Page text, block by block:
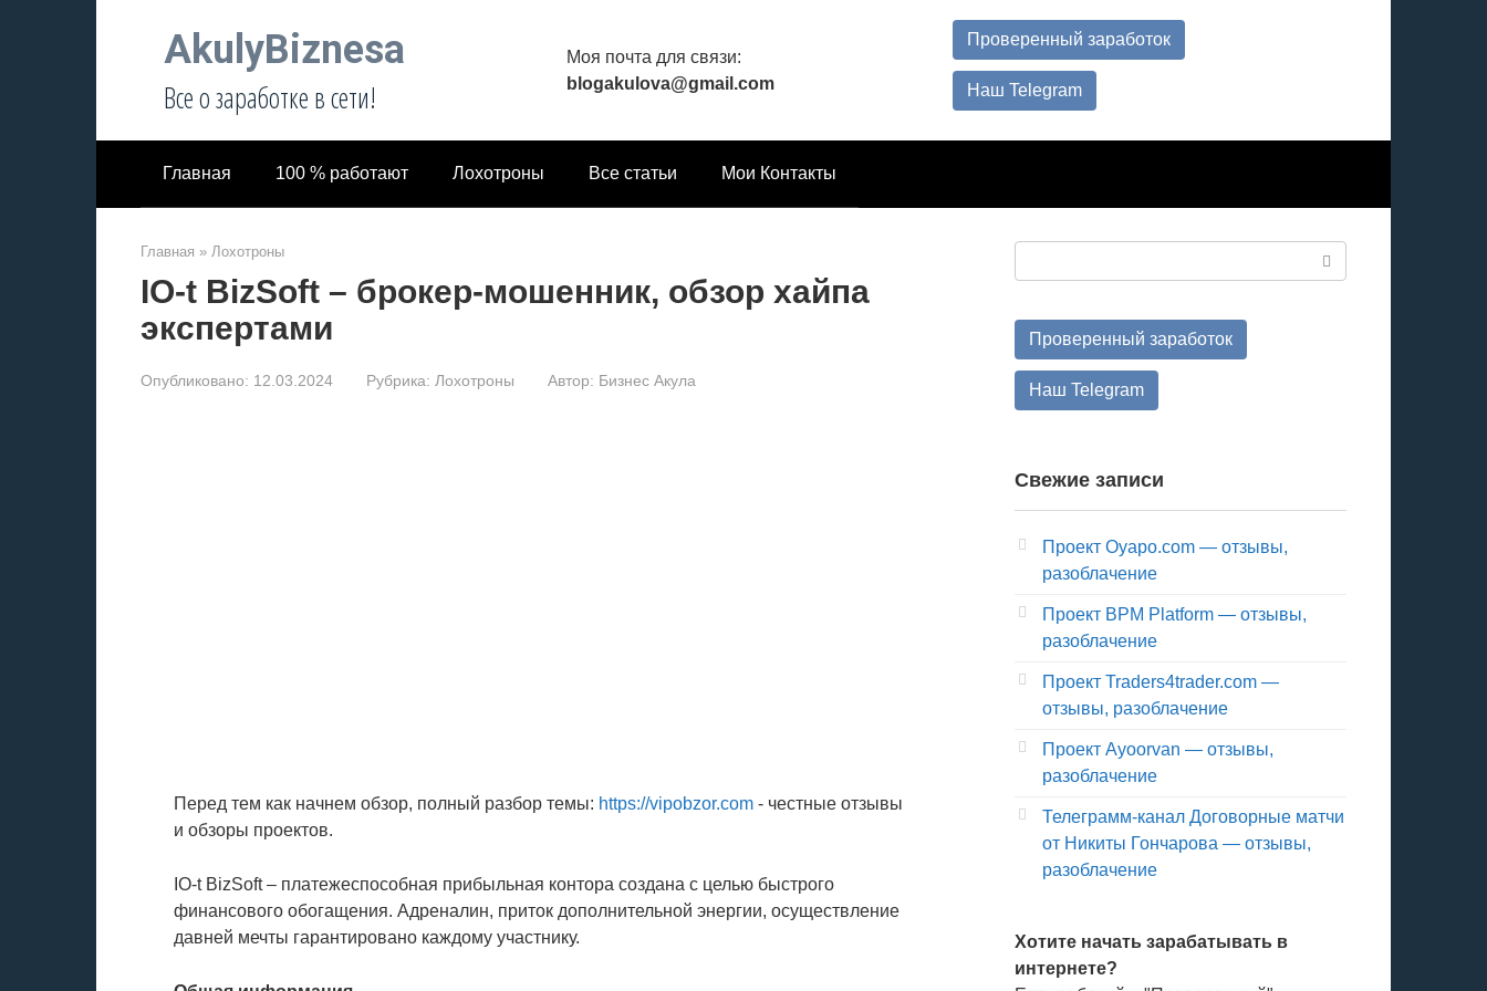
AkulyBiznesa
Все о заработке в сети!
Моя почта для связи:
blogakulova@gmail.com
Проверенный заработок
Наш Telegram
Главная 100 % работают Лохотроны Все статьи Мои Контакты
Главная » Лохотроны
IO-t BizSoft – брокер-мошенник, обзор хайпа
экспертами
Опубликовано: 12.03.2024 Рубрика: Лохотроны Автор: Бизнес Акула
Перед тем как начнем обзор, полный разбор темы: https://vipobzor.com - честные отзывы
и обзоры проектов.
IO-t BizSoft – платежеспособная прибыльная контора создана с целью быстрого
финансового обогащения. Адреналин, приток дополнительной энергии, осуществление
давней мечты гарантировано каждому участнику.
Проверенный заработок
Наш Telegram
Свежие записи
Проект Oyapo.com — отзывы,
разоблачение
Проект BPM Platform — отзывы,
разоблачение
Проект Traders4trader.com —
отзывы, разоблачение
Проект Ayoorvan — отзывы,
разоблачение
Телеграмм-канал Договорные матчи
от Никиты Гончарова — отзывы,
разоблачение
Хотите начать зарабатывать в
интернете?